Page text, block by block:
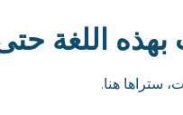
اللغة
ستراها هنا.